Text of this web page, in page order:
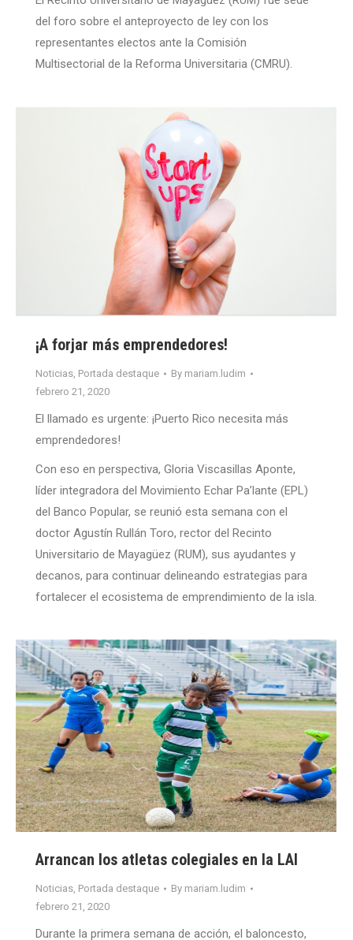
del foro sobre el anteproyecto de ley con los
representantes electos ante la Comisión
Multisectorial de la Reforma Universitaria (CMRU).
¡A forjar más emprendedores!
Noticias, Portada destaque By mariam.ludim
febrero 21, 2020
El llamado es urgente: ¡Puerto Rico necesita más
emprendedores!
Con eso en perspectiva, Gloria Viscasillas Aponte,
líder integradora del Movimiento Echar Pa’lante (EPL)
del Banco Popular, se reunió esta semana con el
doctor Agustín Rullán Toro, rector del Recinto
Universitario de Mayagüez (RUM), sus ayudantes y
decanos, para continuar delineando estrategias para
fortalecer el ecosistema de emprendimiento de la isla.
Arrancan los atletas colegiales en la LAI
Noticias, Portada destaque By mariam.ludim
febrero 21, 2020
Durante la primera semana de acción, el baloncesto,